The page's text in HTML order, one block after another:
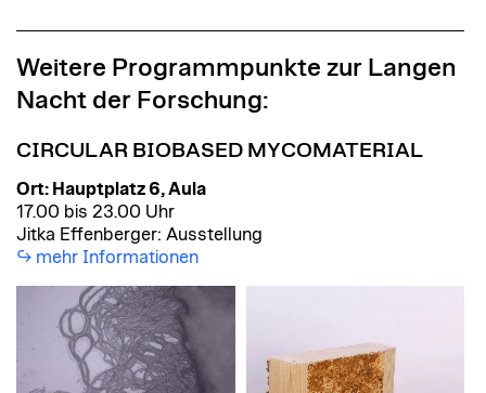
Weitere Programmpunkte zur Langen
Nacht der Forschung:
CIRCULAR BIOBASED MYCOMATERIAL
Ort: Hauptplatz 6, Aula
17.00 bis 23.00 Uhr
Jitka Effenberger: Ausstellung
mehr Informationen